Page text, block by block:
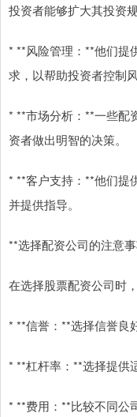
投资者能够扩大其投资规
* **风险管理：**他们提
求，以帮助投资者控制风
* **市场分析：**一些配
资者做出明智的决策。
* **客户支持：**他们提
并提供指导。
**选择配资公司的注意
在选择股票配资公司时
* **信誉：**选择信誉良
* **杠杆率：**选择提供
* **费用：**比较不同公